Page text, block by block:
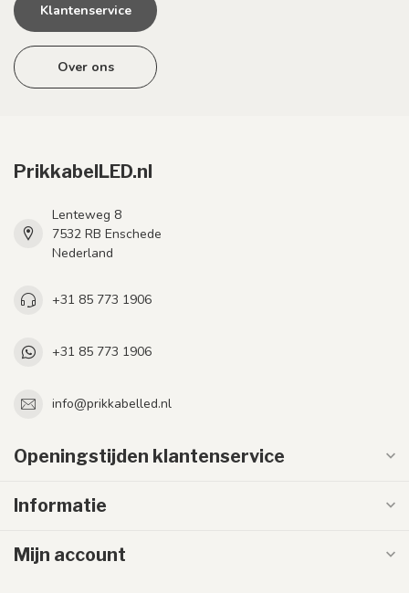
Klantenservice
Over ons
PrikkabelLED.nl
Lenteweg 8
7532 RB Enschede
Nederland
+31 85 773 1906
+31 85 773 1906
info@prikkabelled.nl
Openingstijden klantenservice
Informatie
Mijn account